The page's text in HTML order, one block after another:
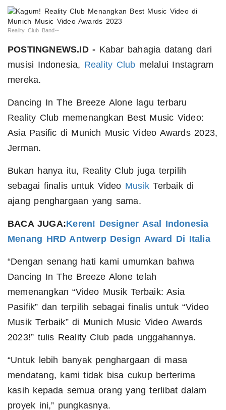
Reality Club Band--
POSTINGNEWS.ID - Kabar bahagia datang dari
musisi Indonesia, Reality Club melalui Instagram
mereka.
Dancing In The Breeze Alone lagu terbaru
Reality Club memenangkan Best Music Video:
Asia Pasific di Munich Music Video Awards 2023,
Jerman.
Bukan hanya itu, Reality Club juga terpilih
sebagai finalis untuk Video Musik Terbaik di
ajang penghargaan yang sama.
BACA JUGA:Keren! Designer Asal Indonesia
Menang HRD Antwerp Design Award Di Italia
“Dengan senang hati kami umumkan bahwa
Dancing In The Breeze Alone telah
memenangkan “Video Musik Terbaik: Asia
Pasifik” dan terpilih sebagai finalis untuk “Video
Musik Terbaik” di Munich Music Video Awards
2023!” tulis Reality Club pada unggahannya.
“Untuk lebih banyak penghargaan di masa
mendatang, kami tidak bisa cukup berterima
kasih kepada semua orang yang terlibat dalam
proyek ini,” pungkasnya.